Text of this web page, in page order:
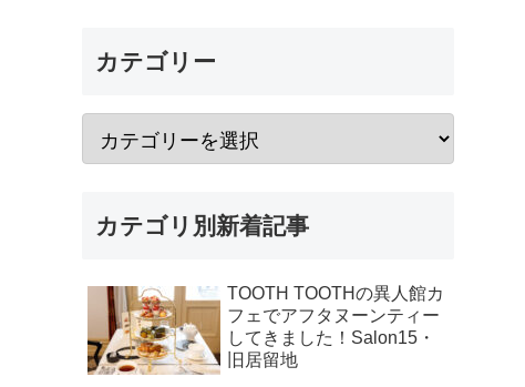
カテゴリー
カテゴリ別新着記事
TOOTH TOOTHの異人館カ
フェでアフタヌーンティー
してきました！Salon15・
旧居留地